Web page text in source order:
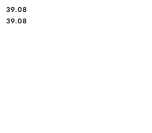
Cena:
39.08
Cena:
39.08